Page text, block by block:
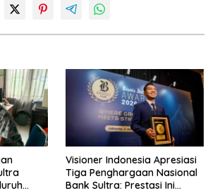
Visioner Indonesia Apresiasi
Tiga Penghargaan Nasional
Bank Sultra: Prestasi Ini